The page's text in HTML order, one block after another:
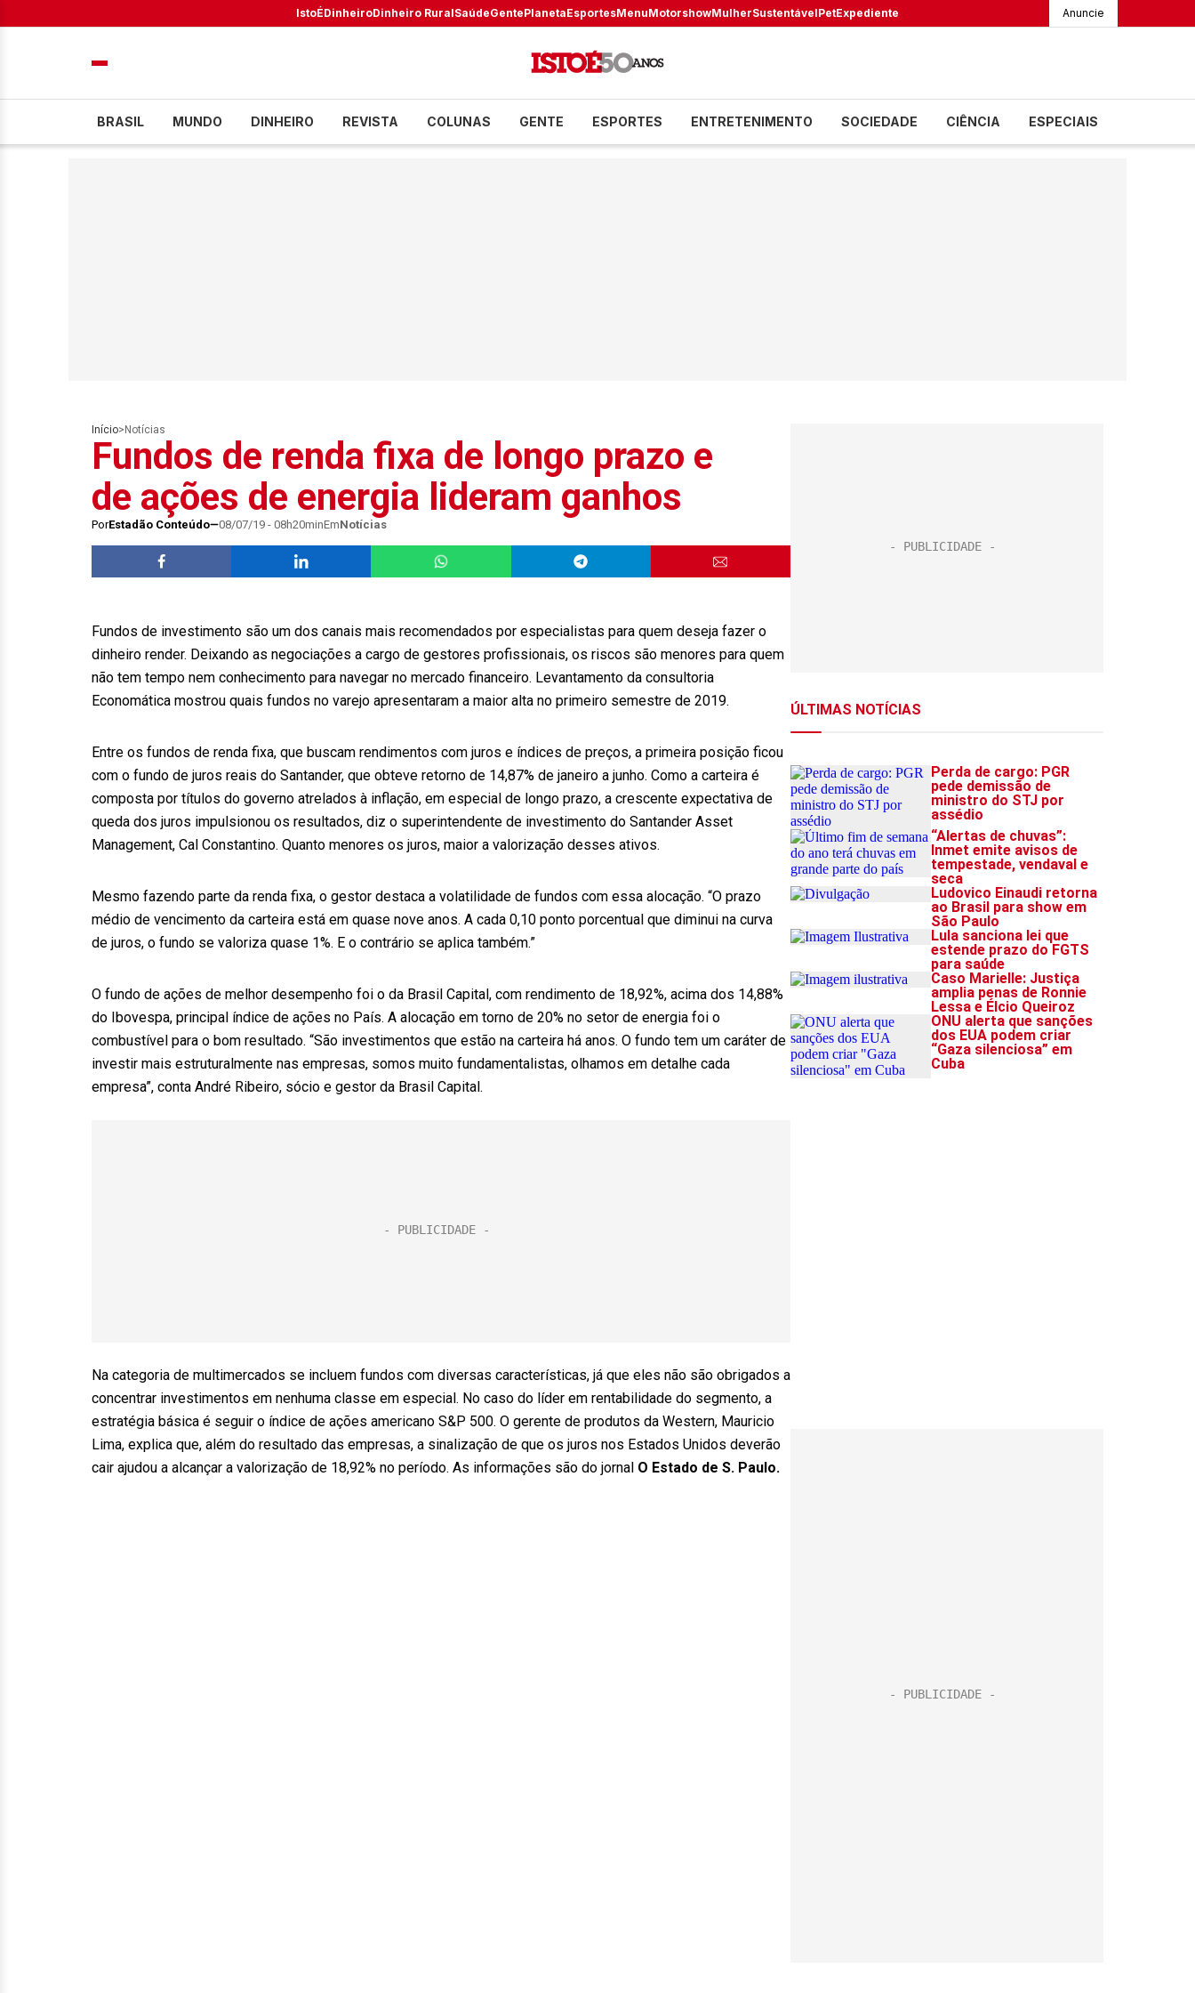
IstoÉDinheiroDinheiro RuralSaúdeGentePlanetaEsportesMenuMotorshowMulherSustentávelPetExpediente Anuncie
BRASIL MUNDO DINHEIRO REVISTA COLUNAS GENTE ESPORTES ENTRETENIMENTO SOCIEDADE CIÊNCIA ESPECIAIS
Início> Notícias
Fundos de renda fixa de longo prazo e
de ações de energia lideram ganhos
PorEstadão Conteúdo 08/07/19 - 08h20minEmNotícias
Fundos de investimento são um dos canais mais recomendados por especialistas para quem deseja fazer o
dinheiro render. Deixando as negociações a cargo de gestores profissionais, os riscos são menores para quem
não tem tempo nem conhecimento para navegar no mercado financeiro. Levantamento da consultoria
Economática mostrou quais fundos no varejo apresentaram a maior alta no primeiro semestre de 2019.
Entre os fundos de renda fixa, que buscam rendimentos com juros e índices de preços, a primeira posição ficou
com o fundo de juros reais do Santander, que obteve retorno de 14,87% de janeiro a junho. Como a carteira é
composta por títulos do governo atrelados à inflação, em especial de longo prazo, a crescente expectativa de
queda dos juros impulsionou os resultados, diz o superintendente de investimento do Santander Asset
Management, Cal Constantino. Quanto menores os juros, maior a valorização desses ativos.
Mesmo fazendo parte da renda fixa, o gestor destaca a volatilidade de fundos com essa alocação. “O prazo
médio de vencimento da carteira está em quase nove anos. A cada 0,10 ponto porcentual que diminui na curva
de juros, o fundo se valoriza quase 1%. E o contrário se aplica também.”
O fundo de ações de melhor desempenho foi o da Brasil Capital, com rendimento de 18,92%, acima dos 14,88%
do Ibovespa, principal índice de ações no País. A alocação em torno de 20% no setor de energia foi o
combustível para o bom resultado. “São investimentos que estão na carteira há anos. O fundo tem um caráter de
investir mais estruturalmente nas empresas, somos muito fundamentalistas, olhamos em detalhe cada
empresa”, conta André Ribeiro, sócio e gestor da Brasil Capital.
Na categoria de multimercados se incluem fundos com diversas características, já que eles não são obrigados a
concentrar investimentos em nenhuma classe em especial. No caso do líder em rentabilidade do segmento, a
estratégia básica é seguir o índice de ações americano S&P 500. O gerente de produtos da Western, Mauricio
Lima, explica que, além do resultado das empresas, a sinalização de que os juros nos Estados Unidos deverão
cair ajudou a alcançar a valorização de 18,92% no período. As informações são do jornal O Estado de S. Paulo.